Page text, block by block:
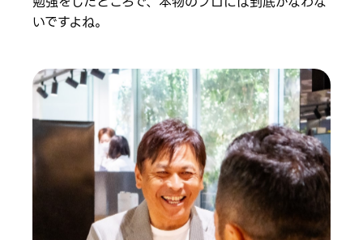
いですよね。